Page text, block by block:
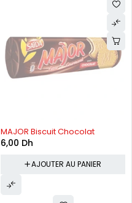
MAJOR Biscuit Chocolat
6,00 Dh
AJOUTER AU PANIER